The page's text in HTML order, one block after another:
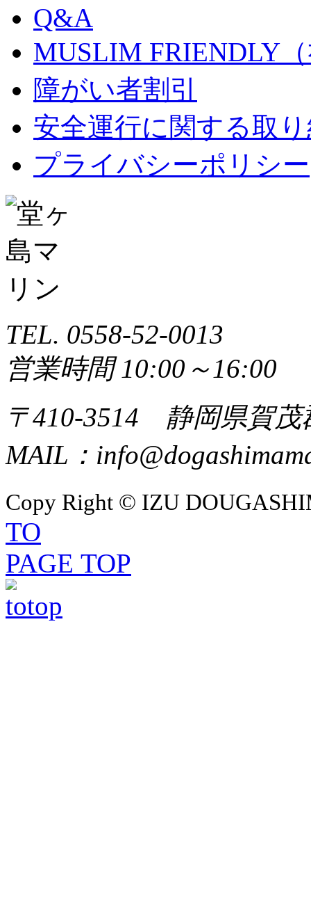
Q&A
MUSLIM FRIENDLY
障がい者割引
安全運行に関する取
プライバシーポリシー
TEL. 0558-52-0013
営業時間 10:00～16:00
〒410-3514 静岡県賀茂
MAIL：
Copy Right © IZU
TO
PAGE TOP